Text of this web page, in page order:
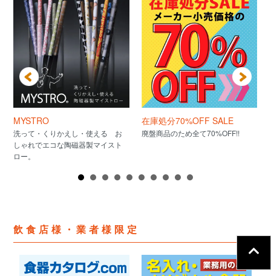
MYSTRO
洗って・くりかえし・使える お
しゃれでエコな陶磁器製マイスト
ロー。
在庫処分70%OFF SALE
廃盤商品のため全て70%OFF!!
飲食店様・業者様限定